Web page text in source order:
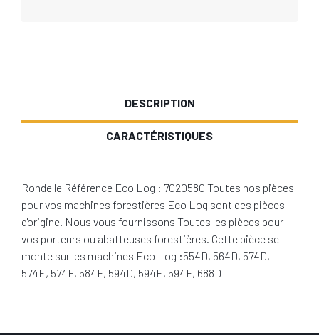
DESCRIPTION
CARACTÉRISTIQUES
Rondelle Référence Eco Log : 7020580 Toutes nos pièces
pour vos machines forestières Eco Log sont des pièces
d'origine. Nous vous fournissons Toutes les pièces pour
vos porteurs ou abatteuses forestières. Cette pièce se
monte sur les machines Eco Log :554D, 564D, 574D,
574E, 574F, 584F, 594D, 594E, 594F, 688D